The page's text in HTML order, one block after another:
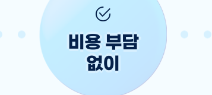
비용 부담
없이